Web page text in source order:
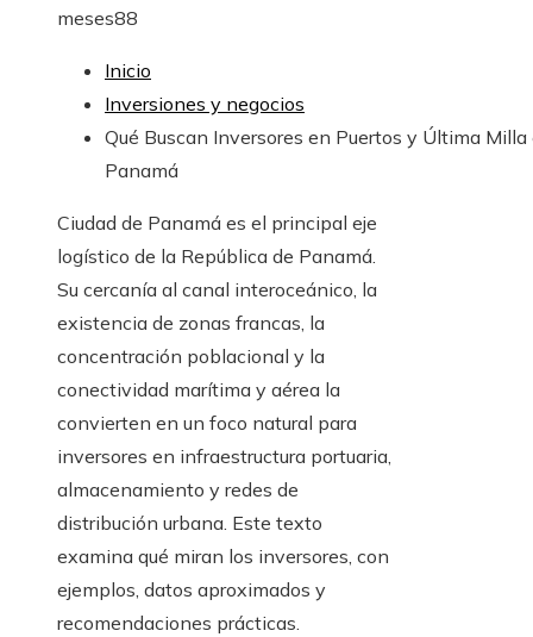
meses88
Inicio
Inversiones y negocios
Qué Buscan Inversores en Puertos y Última Milla
Panamá
Ciudad de Panamá es el principal eje
logístico de la República de Panamá.
Su cercanía al canal interoceánico, la
existencia de zonas francas, la
concentración poblacional y la
conectividad marítima y aérea la
convierten en un foco natural para
inversores en infraestructura portuaria,
almacenamiento y redes de
distribución urbana. Este texto
examina qué miran los inversores, con
ejemplos, datos aproximados y
recomendaciones prácticas.